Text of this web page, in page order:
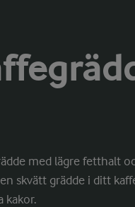
med lägre fetthalt
skvätt grädde i ditt
kakor.